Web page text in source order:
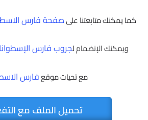
كما يمكنك متابعتنا علىصفحة فارس
ويمكنك الإنضمام لجروب فارس
مع تحيات موقعفارس
تحميل الملف مع